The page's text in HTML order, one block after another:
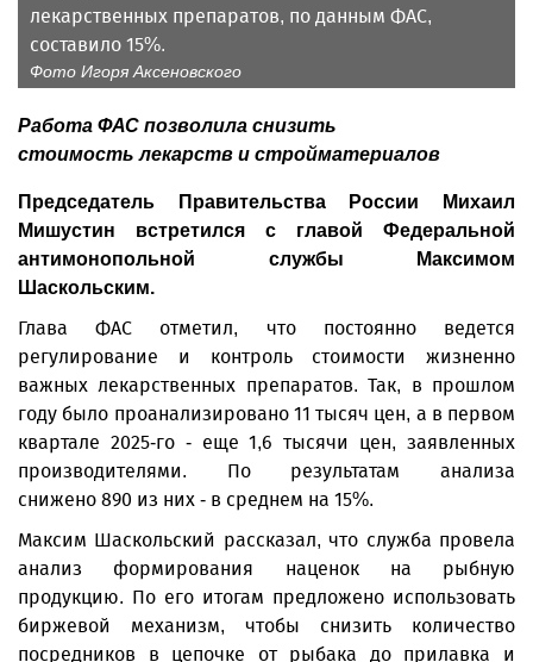
лекарственных препаратов, по данным ФАС,
составило 15%.
Фото Игоря Аксеновского
Работа ФАС позволила снизить
стоимость лекарств и стройматериалов
Председатель Правительства России Михаил
Мишустин встретился с главой Федеральной
антимонопольной службы Максимом
Шаскольским.
Глава ФАС отметил, что постоянно ведется
регулирование и контроль стоимости жизненно
важных лекарственных препаратов. Так, в прошлом
году было проанализировано 11 тысяч цен, а в первом
квартале 2025-го - еще 1,6 тысячи цен, заявленных
производителями. По результатам анализа
снижено 890 из них - в среднем на 15%.
Максим Шаскольский рассказал, что служба провела
анализ формирования наценок на рыбную
продукцию. По его итогам предложено использовать
биржевой механизм, чтобы снизить количество
посредников в цепочке от рыбака до прилавка и